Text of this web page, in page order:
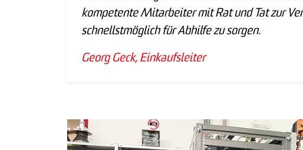
kompetente Mitarbeiter mit Rat und Tat zur
schnellstmöglich für Abhilfe zu sorgen.
Georg Geck, Einkaufsleiter